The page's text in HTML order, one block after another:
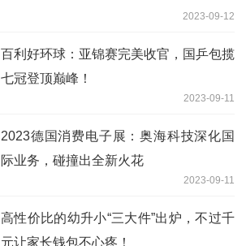
2023-09-12
百利好环球：亚锦赛完美收官，国乒包揽
七冠登顶巅峰！
2023-09-11
2023德国消费电子展：奥海科技深化国
际业务，碰撞出全新火花
2023-09-11
高性价比的幼升小“三大件”出炉，不过千
元让家长钱包不心疼！